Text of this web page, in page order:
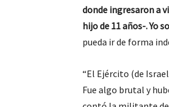
donde ingresaron a
hijo de 11 años-. Yo
pueda ir de forma
“El Ejército (de
Fue algo brutal y